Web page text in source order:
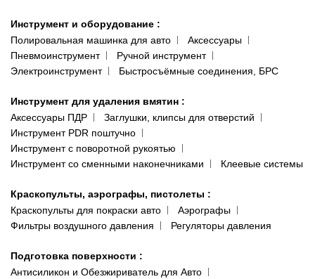
Инструмент и оборудование :
Полировальная машинка для авто
Аксессуары
Пневмоинструмент
Ручной инструмент
Электроинструмент
Быстросъёмные соединения, БРС
Инструмент для удаления вмятин :
Аксессуары ПДР
Заглушки, клипсы для отверстий
Инструмент PDR поштучно
Инструмент с поворотной рукоятью
Инструмент со сменными наконечниками
Клеевые системы
Краскопульты, аэрографы, пистолеты :
Краскопульты для покраски авто
Аэрографы
Фильтры воздушного давления
Регуляторы давления
Подготовка поверхности :
Антисиликон и Обезжириватель для Авто